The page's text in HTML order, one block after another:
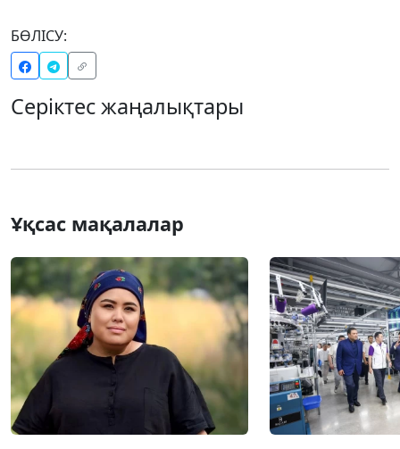
БӨЛІСУ:
Серіктес жаңалықтары
Ұқсас мақалалар